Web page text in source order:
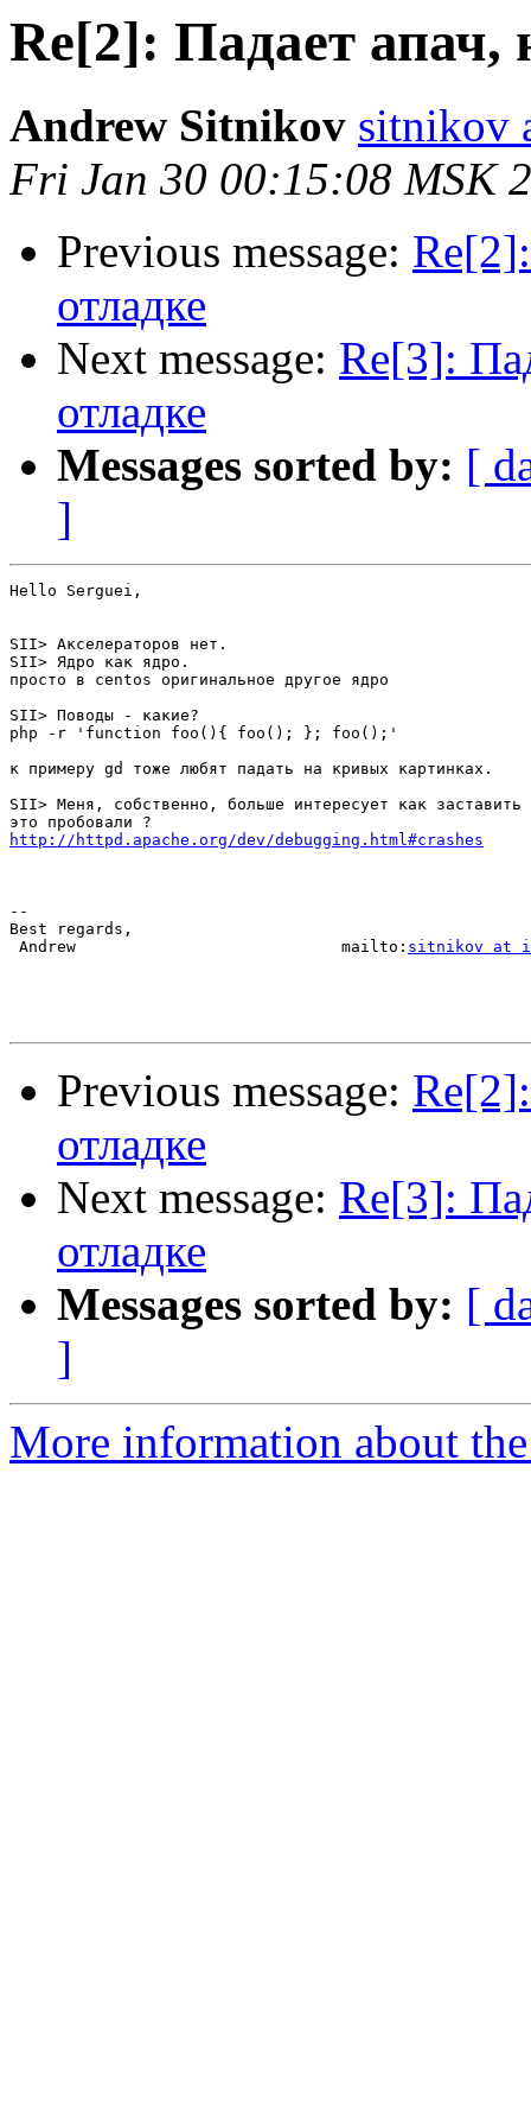
Re[2]: Падает апач,
Andrew Sitnikov sitnikov
Fri Jan 30 00:15:08 MSK
Previous message:
отладке
Next message: Re[3]:
отладке
Messages sorted by: [
]
Hello Serguei,
SII> Акселераторов нет.
SII> Ядро как ядро.
просто в centos оригинальное другое ядро
SII> Поводы - какие?
php -r 'function foo(){ foo(); }; foo();'
к примеру gd тоже любят падать на кривых картинках.
SII> Меня, собственно, больше интересует как заставить
http://httpd.apache.org/dev/debugging.html#crashes
--
Best regards,
Andrew                            mailto: sitnikov at
Previous message:
отладке
Next message: Re[3]:
отладке
Messages sorted by: [
]
More information about